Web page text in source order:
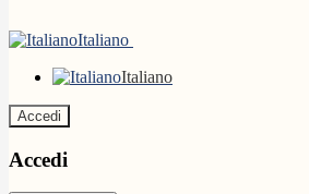
Italiano
Italiano
Accedi
Accedi